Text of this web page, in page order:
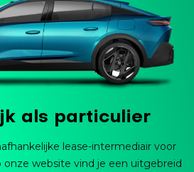
als particulier
lease-intermediair voor
onze website vind je een uitgebreid